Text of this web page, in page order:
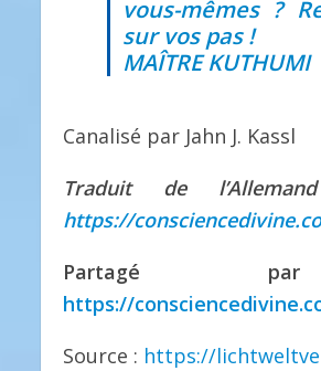
vous-mêmes ?
sur vos pas !
MAÎTRE KUTHUMI
Canalisé par Jahn J. Kassl
Traduit de
https://
Partagé
https://
Source : https://